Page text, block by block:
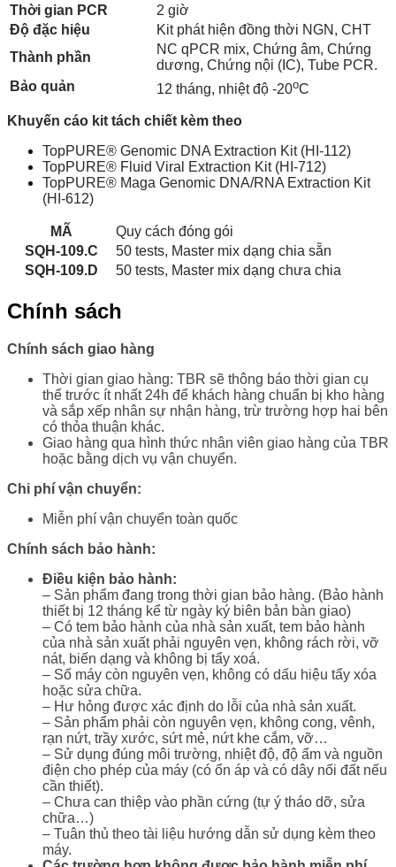
Thời gian PCR
2 giờ
Độ đặc hiệu
Kit phát hiện đồng thời NGN, CHT
Thành phần
NC qPCR mix, Chứng âm, Chứng
dương, Chứng nội (IC), Tube PCR.
Bảo quản
12 tháng, nhiệt độ -20oC
Khuyến cáo kit tách chiết kèm theo
TopPURE® Genomic DNA Extraction Kit (HI-112)
TopPURE® Fluid Viral Extraction Kit (HI-712)
TopPURE® Maga Genomic DNA/RNA Extraction Kit
(HI-612)
MÃ
Quy cách đóng gói
SQH-109.C
50 tests, Master mix dạng chia sẵn
SQH-109.D
50 tests, Master mix dạng chưa chia
Chính sách
Chính sách giao hàng
Thời gian giao hàng: TBR sẽ thông báo thời gian cụ
thể trước ít nhất 24h để khách hàng chuẩn bị kho hàng
và sắp xếp nhân sự nhận hàng, trừ trường hợp hai bên
có thỏa thuận khác.
Giao hàng qua hình thức nhân viên giao hàng của TBR
hoặc bằng dịch vụ vận chuyển.
Chi phí vận chuyển:
Miễn phí vận chuyển toàn quốc
Chính sách bảo hành:
Điều kiện bảo hành:
– Sản phẩm đang trong thời gian bảo hàng. (Bảo hành
thiết bị 12 tháng kể từ ngày ký biên bản bàn giao)
– Có tem bảo hành của nhà sản xuất, tem bảo hành
của nhà sản xuất phải nguyên vẹn, không rách rời, vỡ
nát, biến dạng và không bị tẩy xoá.
– Số máy còn nguyên vẹn, không có dấu hiệu tẩy xóa
hoặc sửa chữa.
– Hư hỏng được xác định do lỗi của nhà sản xuất.
– Sản phẩm phải còn nguyên vẹn, không cong, vênh,
rạn nứt, trầy xước, sứt mẻ, nứt khe cắm, vỡ…
– Sử dụng đúng môi trường, nhiệt độ, độ ẩm và nguồn
điện cho phép của máy (có ổn áp và có dây nối đất nếu
cần thiết).
– Chưa can thiệp vào phần cứng (tự ý tháo dỡ, sửa
chữa…)
– Tuân thủ theo tài liệu hướng dẫn sử dụng kèm theo
máy.